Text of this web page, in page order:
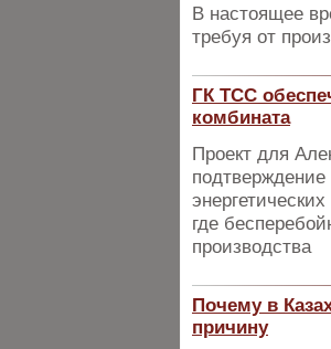
В настоящее
требуя от
ГК ТСС
комбината
Проект для
где
производства
Почему в
причину